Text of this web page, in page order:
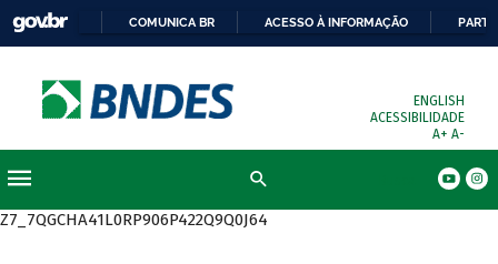
COMUNICA BR ACESSO À INFORMAÇÃO
ENGLISH
ACESSIBILIDADE
A+ A-
Z7_7QGCHA41L0RP906P422Q9Q0J64